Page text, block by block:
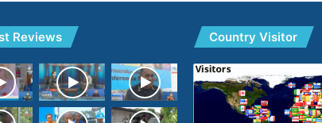
Reviews Country Visitor